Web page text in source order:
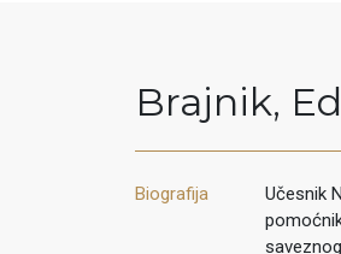
Brajnik,
Biografija
Učesnik